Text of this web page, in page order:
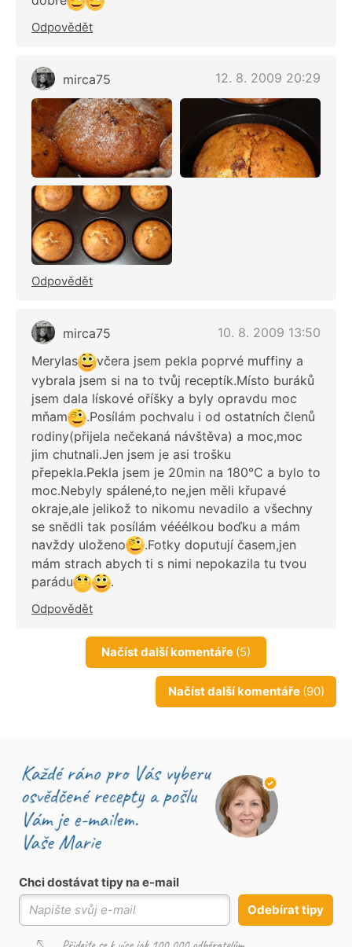
Odpovědět
mirca75 12. 8. 2009 20:29
Odpovědět
mirca75
10. 8. 2009 13:50
Merylas
včera jsem pekla poprvé muffiny a
vybrala jsem si na to tvůj receptík.Místo buráků
jsem dala lískové oříšky a byly opravdu moc
mňam
.Posílám pochvalu i od ostatních členů
rodiny(přijela nečekaná návštěva) a moc,moc
jim chutnali.Jen jsem je asi trošku
přepekla.Pekla jsem je 20min na 180°C a bylo to
moc.Nebyly spálené,to ne,jen měli křupavé
okraje,ale jelikož to nikomu nevadilo a všechny
se snědli tak posílám vééélkou boďku a mám
navždy uloženo
.Fotky doputují časem,jen
mám strach abych ti s nimi nepokazila tu tvou
parádu
.
Odpovědět
Načíst další komentáře (5)
Načíst další komentáře (90)
Chci dostávat tipy na e-mail
Odebírat tipy